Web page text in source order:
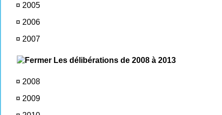
¤ 2005
¤ 2006
¤ 2007
Les délibérations de 2008 à 2013
¤ 2008
¤ 2009